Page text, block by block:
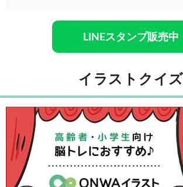
LINEスタンプ販売中
イラストクイズ